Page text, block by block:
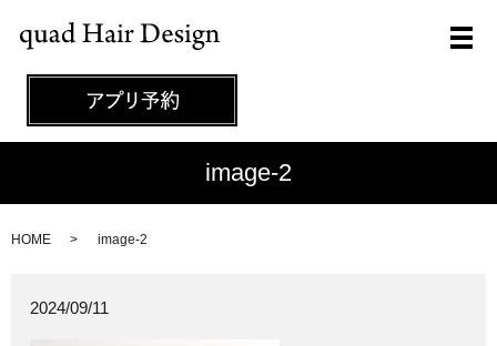
メ
image-2
HOME image-2
2024/09/11